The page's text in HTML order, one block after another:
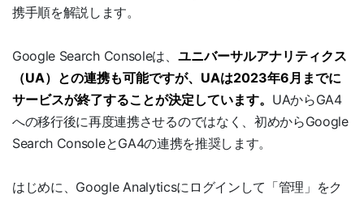
携手順を解説します。
Google Search Consoleは、 ユニバーサルアナリティクス
（UA）との連携も可能ですが、UAは2023年6月までに
サービスが終了することが決定しています。 UAからGA4
への移行後に再度連携させるのではなく、初めからGoogle
Search ConsoleとGA4の連携を推奨します。
はじめに、Google Analyticsにログインして「管理」をク